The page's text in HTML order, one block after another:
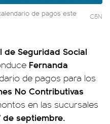
de pagos este C5N
de Seguridad Social
Fernanda
de pagos para los
No Contributivas
en las sucursales
de septiembre.